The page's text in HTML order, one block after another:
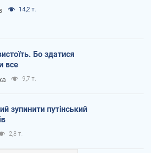
14,2 т.
Бо здатися
все
9,7 т.
зупинити путінський
2,8 т.